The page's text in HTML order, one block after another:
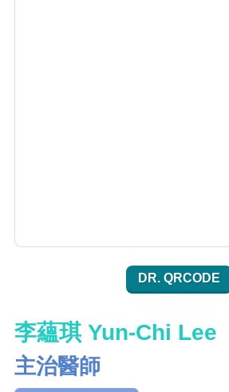
DR. QRCODE
李蘊琪 Yun-Chi Lee
主治醫師